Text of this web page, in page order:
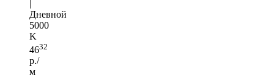
|
Дневной
5000
K
4632
р./
м